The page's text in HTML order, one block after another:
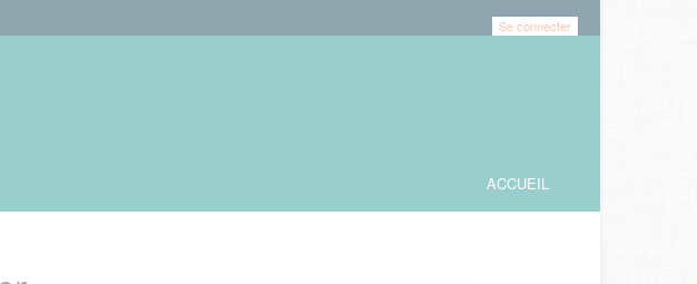
Se connecter
ACCUEIL